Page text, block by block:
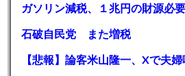
石破自民党 また増税